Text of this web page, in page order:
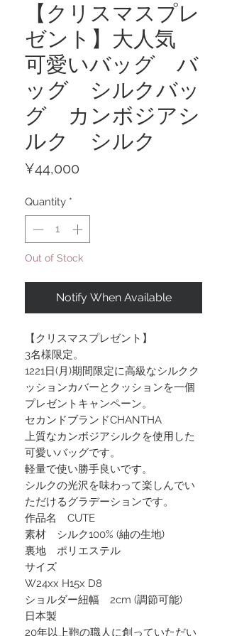
【クリスマスプレ
ゼント】大人気
可愛いバッグ バ
ッグ シルクバッ
グ カンボジアシ
ルク シルク
¥44,000
Quantity *
Out of Stock
Notify When Available
【クリスマスプレゼント】
3名様限定。
1221日(月)期間限定に高級なシルクク
ッションカバーとクッションを一個
プレゼントキャンペーン。
セカンドブランドCHANTHA
上質なカンボジアシルクを使用した
可愛いバッグです。
軽量で使い勝手良いです。
シルクの光沢を味わって楽しんでい
ただけるグラデーションです。
作品名 CUTE
素材 シルク100% (紬の生地)
裏地 ポリエステル
サイズ
W24xx H15x D8
ショルダー紐幅 2cm (調節可能)
日本製
20年以上鞄の職人に創っていただい